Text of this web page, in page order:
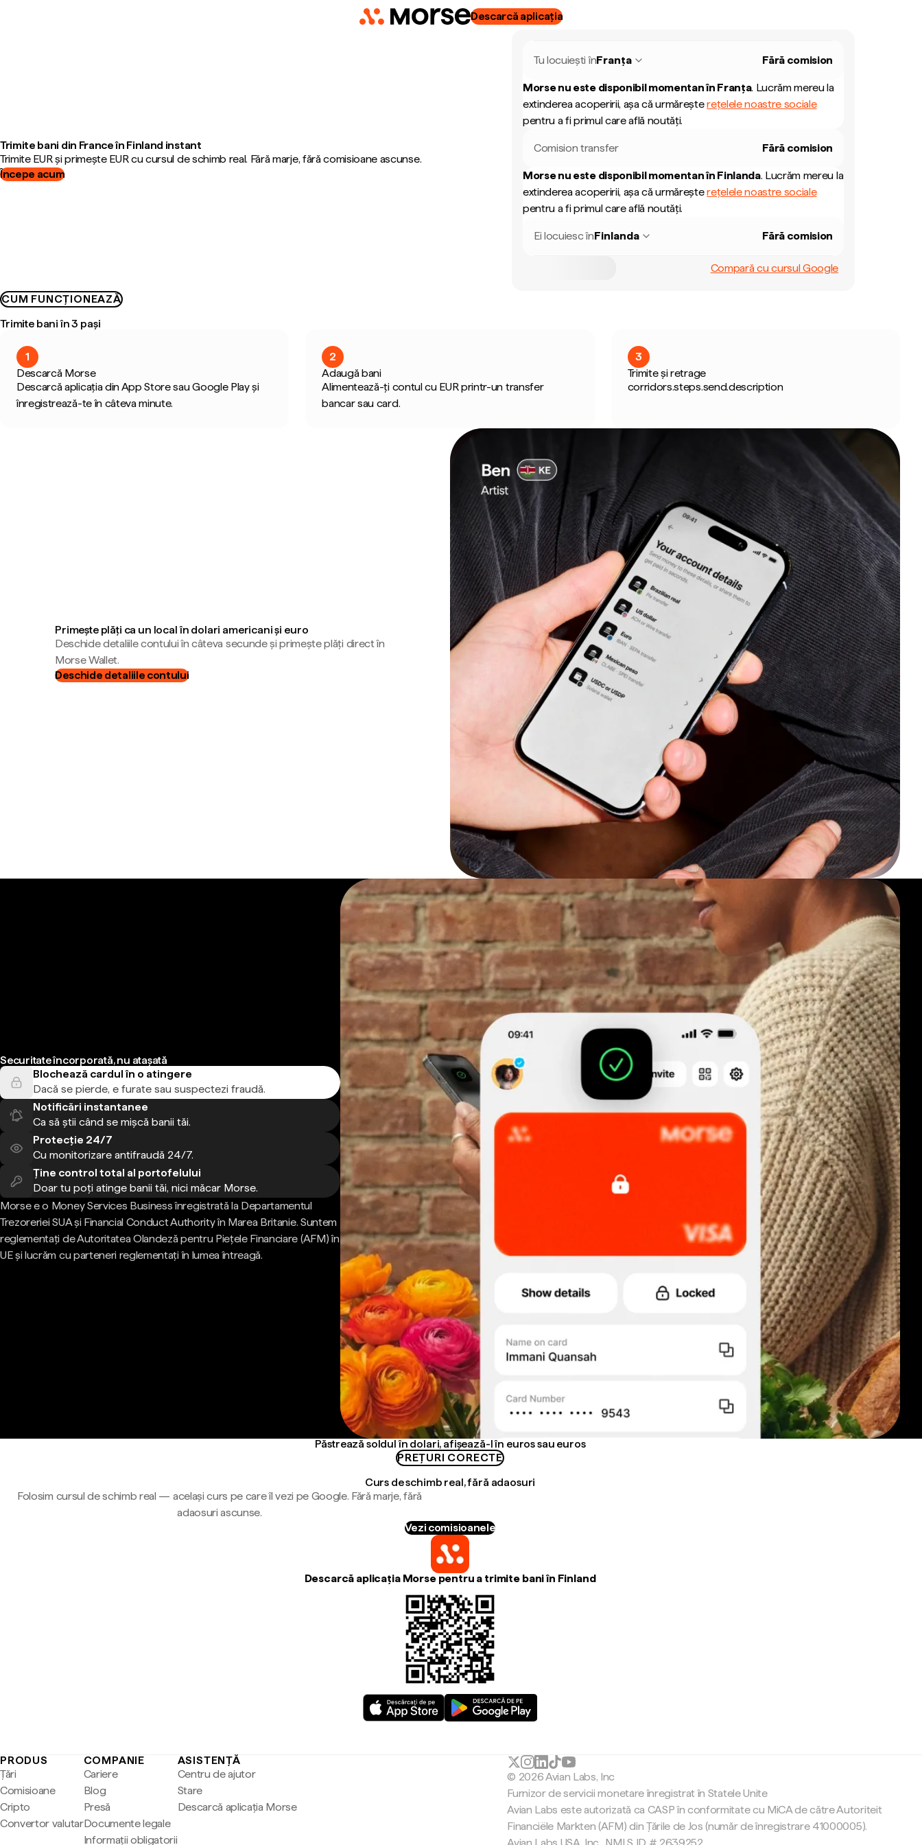
Descarcă aplicația
Trimite bani din France în Finland instant
Trimite EUR și primește EUR cu cursul de schimb real. Fără marje, fără comisioane ascunse.
Începe acum
Tu locuiești înFranța Fără comision
Morse nu este disponibil momentan în Franța. Lucrăm mereu la
extinderea acoperirii, așa că urmăreșterețelele noastre sociale
pentru a fi primul care află noutăți.
Comision transfer Fără comision
Morse nu este disponibil momentan în Finlanda. Lucrăm mereu la
extinderea acoperirii, așa că urmăreșterețelele noastre sociale
pentru a fi primul care află noutăți.
Ei locuiesc înFinlanda Fără comision
Compară cu cursul Google
CUM FUNCȚIONEAZĂ
Trimite bani în 3 pași
1
Descarcă Morse
Descarcă aplicația din App Store sau Google Play și
înregistrează-te în câteva minute.
2
Adaugă bani
Alimentează-ți contul cu EUR printr-un transfer
bancar sau card.
3
Trimite și retrage
corridors.steps.send.description
Primește plăți ca un local în dolari americani și euro
Deschide detaliile contului în câteva secunde și primește plăți direct în
Morse Wallet.
Deschide detaliile contului
Securitate încorporată, nu atașată
Blochează cardul în o atingere
Dacă se pierde, e furate sau suspectezi fraudă.
Notificări instantanee
Ca să știi când se mișcă banii tăi.
Protecție 24/7
Cu monitorizare antifraudă 24/7.
Ține control total al portofelului
Doar tu poți atinge banii tăi, nici măcar Morse.
Morse e o Money Services Business înregistrată la Departamentul
Trezoreriei SUA și Financial Conduct Authority în Marea Britanie. Suntem
reglementați de Autoritatea Olandeză pentru Piețele Financiare (AFM) în
UE și lucrăm cu parteneri reglementați în lumea întreagă.
Păstrează soldul în dolari, afișează-l în euros sau euros
PREȚURI CORECTE
Curs de schimb real, fără adaosuri
Folosim cursul de schimb real — același curs pe care îl vezi pe Google. Fără marje, fără
adaosuri ascunse.
Vezi comisioanele
Descarcă aplicația Morse pentru a trimite bani în Finland
PRODUS
Țări
Comisioane
Cripto
Convertor valutar
COMPANIE
Cariere
Blog
Presă
Documente legale
Informații obligatorii
ASISTENȚĂ
Centru de ajutor
Stare
Descarcă aplicația Morse
© 2026 Avian Labs, Inc
Furnizor de servicii monetare înregistrat în Statele Unite
Avian Labs este autorizată ca CASP în conformitate cu MiCA de către Autoriteit
Financiële Markten (AFM) din Țările de Jos (număr de înregistrare 41000005).